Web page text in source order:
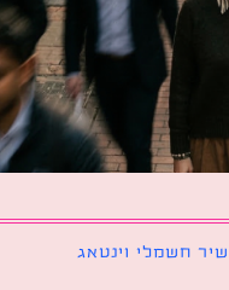
וינטאג